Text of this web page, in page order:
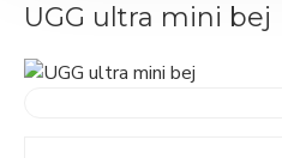
UGG ultra mini bej